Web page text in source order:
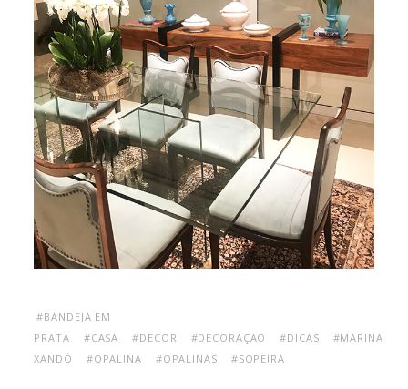
#BANDEJA EM
PRATA
#CASA #DECOR #DECORAÇÃO #DICAS
#MARINA
XANDÓ
#OPALINA #OPALINAS #SOPEIRA